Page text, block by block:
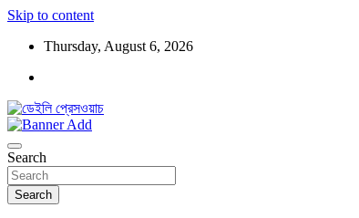
Skip to content
Thursday, August 6, 2026
ডেইলি প্রেসওয়াচ
Search
Search